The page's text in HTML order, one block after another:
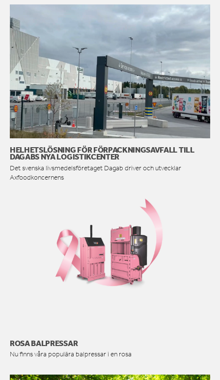
HELHETSLÖSNING FÖR FÖRPACKNINGSAVFALL TILL
DAGABS NYA LOGISTIKCENTER
Det svenska livsmedelsföretaget Dagab driver och utvecklar
Axfoodkoncernens
ROSA BALPRESSAR
Nu finns våra populära balpressar i en rosa